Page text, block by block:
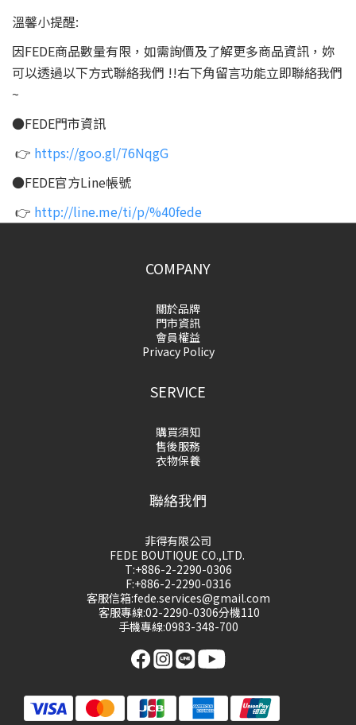
溫馨小提醒:
因FEDE商品數量有限，如需詢價及了解更多商品資訊，妳
可以透過以下方式聯絡我們 !!右下角留言功能立即聯絡我們
~
●FEDE門市資訊
👉 https://goo.gl/76NqgG
●FEDE官方Line帳號
👉 http://line.me/ti/p/%40fede
COMPANY
關於品牌
門市資訊
會員權益
Privacy Policy
SERVICE
購買須知
售後服務
衣物保養
聯絡我們
非得有限公司
FEDE BOUTIQUE CO.,LTD.
T:+886-2-2290-0306
F:+886-2-2290-0316
客服信箱:fede.services@gmail.com
客服專線:02-2290-0306分機110
手機專線:0983-348-700